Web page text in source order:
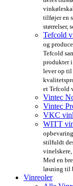
tilføjer en
størrelser,
Tefcold
og
Tefcold
produkter i
lever op til
et Tefcold
Vintec
Vintec
VKC
WITT
stilfuldt
Med en
løsning til
Vinreoler